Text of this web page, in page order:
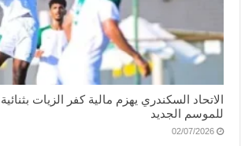
الاتحاد السكندري يهزم مالية كفر الزيات
للموسم الجديد
02/07/2026